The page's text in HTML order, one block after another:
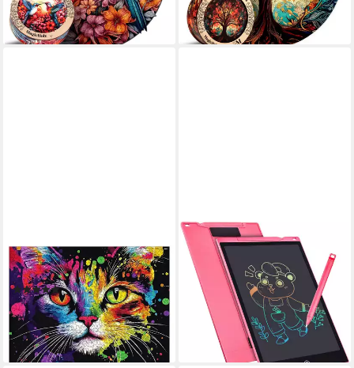
lieferbar - in 3-4 Werktagen bei dir ab 24,90 €
lieferbar - in 3-4 Werktagen bei dir
Puzzle MagicHolz Bunte Katze
Holzpuzzle, 1000 Puzzleteile
(3)
59,90 €
lieferbar - in 3-4 Werktagen bei dir
FELIXLEO
Steckpuzzle 12 Zoll LCD
Schreibtafel Kinder Zeichen
Tablet Digital Drawing Pad,
Puzzleteile
16,99 €
lieferbar in 3 Wochen